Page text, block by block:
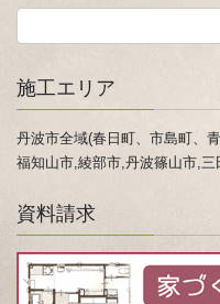
施工エリア
丹波市全域(春日町、市島町、
福知山市,綾部市,丹波篠山市,
資料請求